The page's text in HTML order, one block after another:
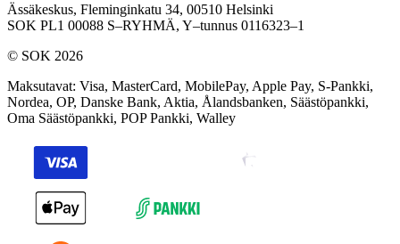
Ässäkeskus, Fleminginkatu 34, 00510 Helsinki
SOK PL1 00088 S–RYHMÄ, Y–tunnus 0116323–1
© SOK 2026
Maksutavat: Visa, MasterCard, MobilePay, Apple Pay, S-Pankki,
Nordea, OP, Danske Bank, Aktia, Ålandsbanken, Säästöpankki,
Oma Säästöpankki, POP Pankki, Walley